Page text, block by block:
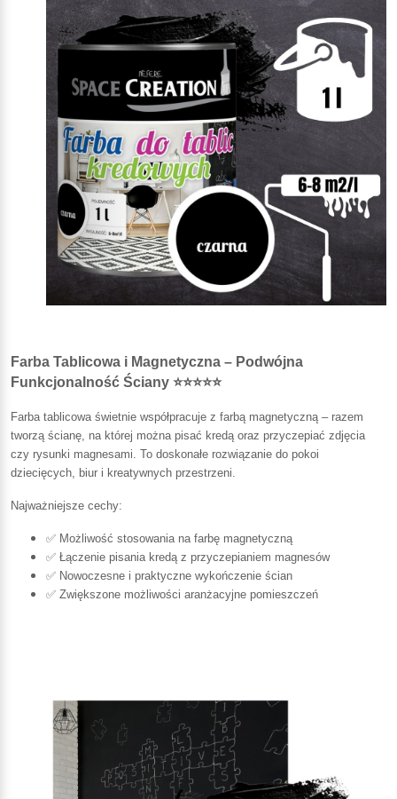
Farba Tablicowa i Magnetyczna – Podwójna
Funkcjonalność Ściany ⭐⭐⭐⭐⭐
Farba tablicowa świetnie współpracuje z farbą magnetyczną – razem
tworzą ścianę, na której można pisać kredą oraz przyczepiać zdjęcia
czy rysunki magnesami. To doskonałe rozwiązanie do pokoi
dziecięcych, biur i kreatywnych przestrzeni.
Najważniejsze cechy:
✅ Możliwość stosowania na farbę magnetyczną
✅ Łączenie pisania kredą z przyczepianiem magnesów
✅ Nowoczesne i praktyczne wykończenie ścian
✅ Zwiększone możliwości aranżacyjne pomieszczeń